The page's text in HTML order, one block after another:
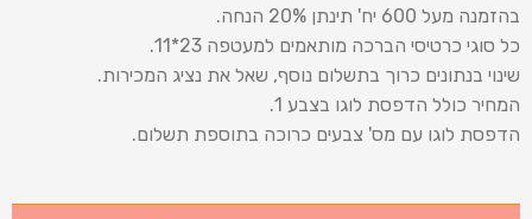
בהזמנה מעל 600 יח' תינתן 20% הנחה.
כל סוגי כרטיסי הברכה מותאמים למעטפה 23*11.
שינוי בנתונים כרוך בתשלום נוסף, שאל את נציג המכירות.
המחיר כולל הדפסת לוגו בצבע 1.
הדפסת לוגו עם מס' צבעים כרוכה בתוספת תשלום.